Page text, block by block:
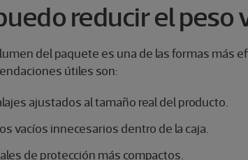
reducir el peso
del paquete es una de las formas más
útiles son:
ajustados al tamaño real del producto.
vacíos innecesarios dentro de la caja.
de protección más compactos.